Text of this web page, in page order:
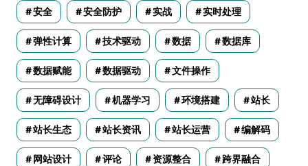
安全 安全防护 实战 实时处理
弹性计算 技术驱动 数据 数据库
数据赋能 数据驱动 文件操作
无障碍设计 机器学习 环境搭建 站长
站长生态 站长资讯 站长运营 编解码
网站设计 评论 资源整合 跨界融合